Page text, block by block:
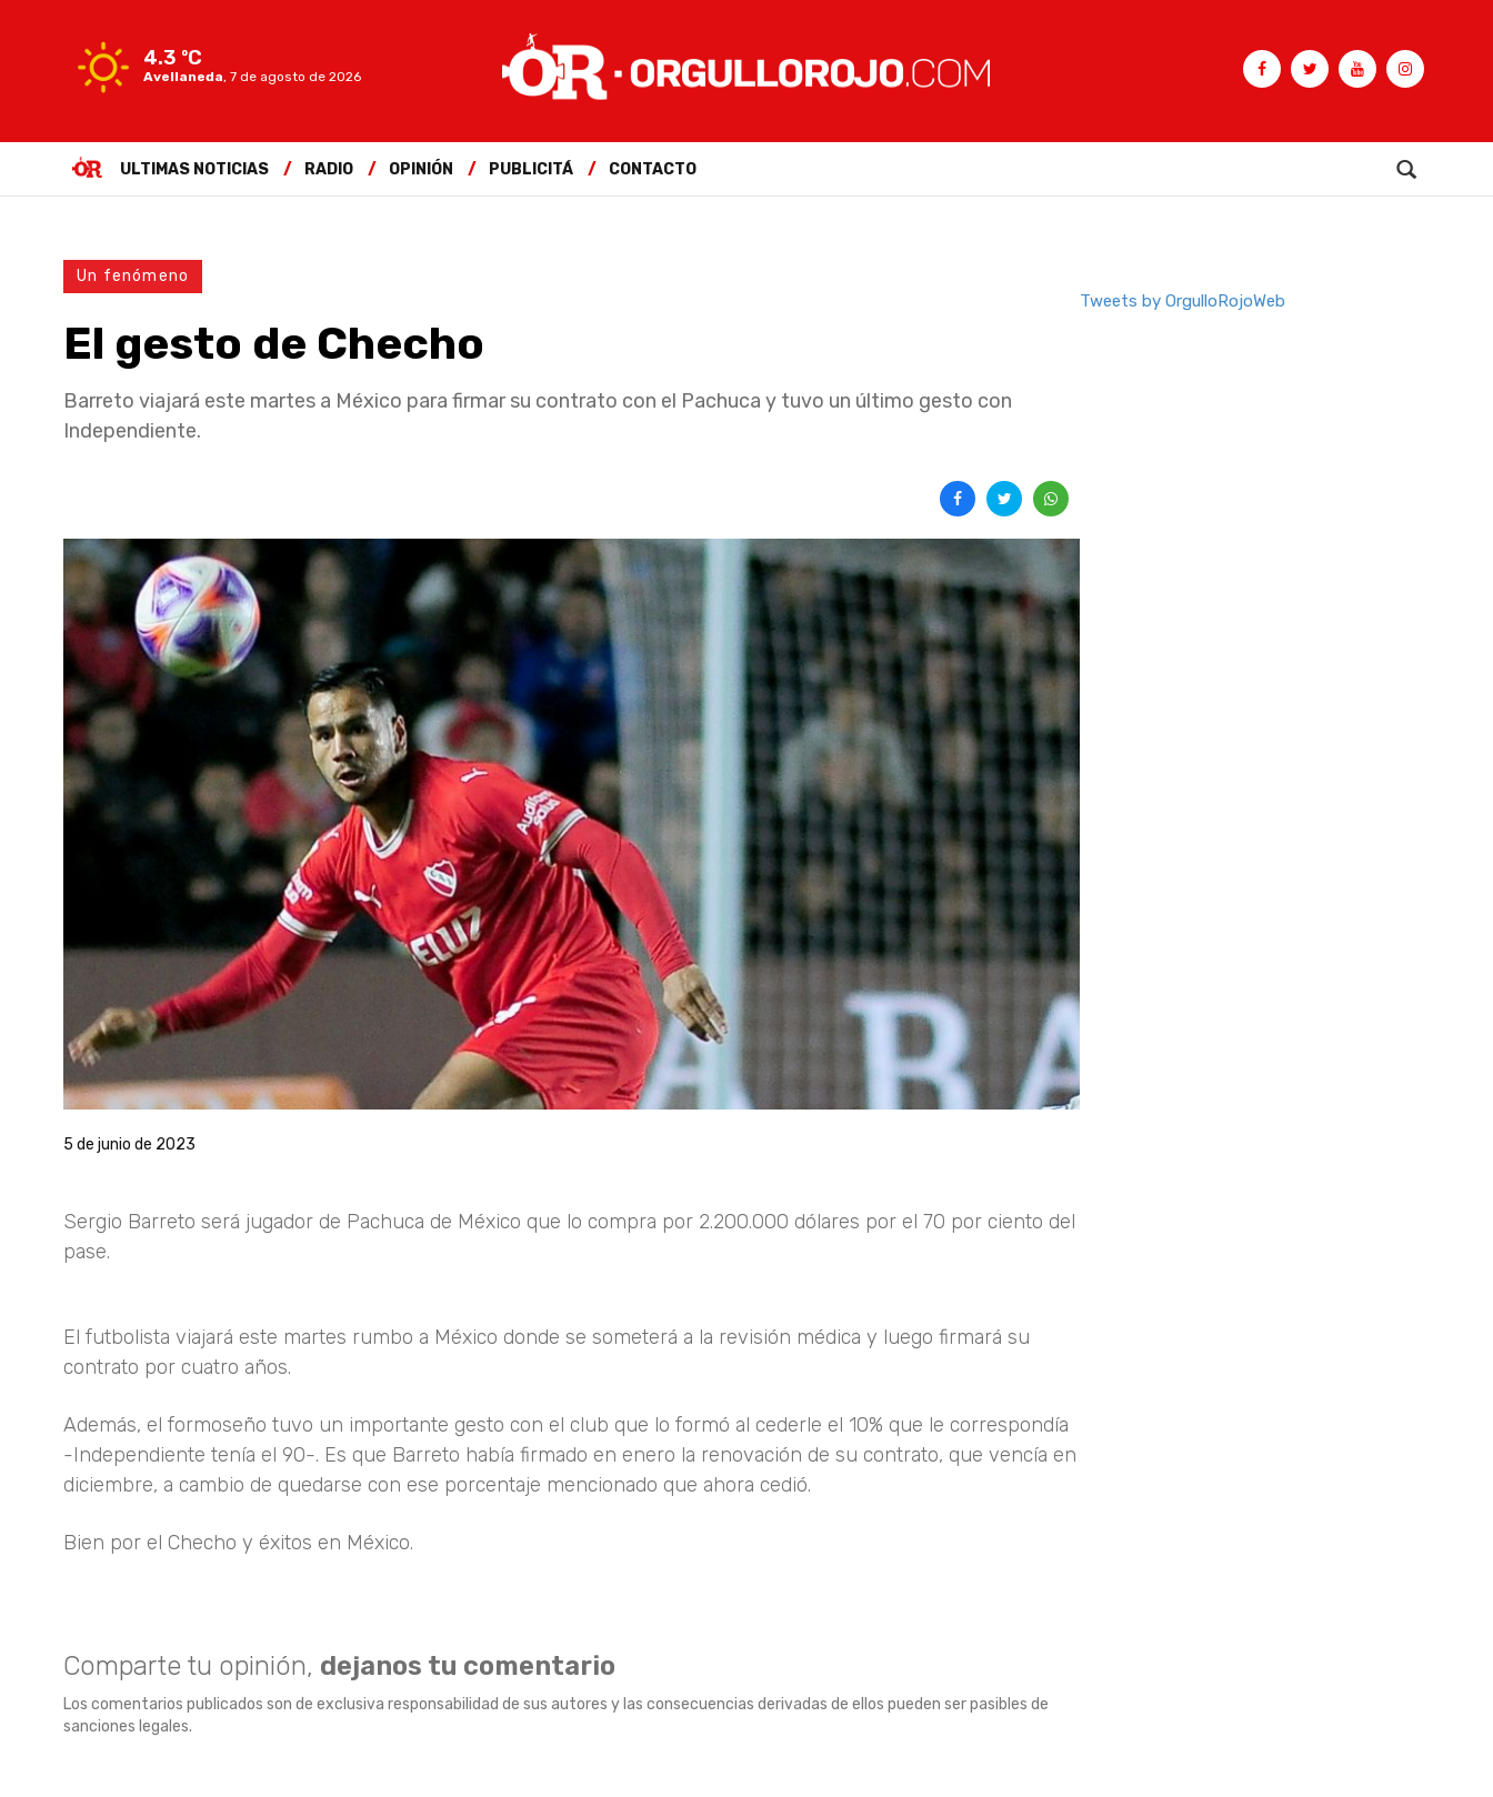
4.3 ºC
Avellaneda, 7 de agosto de 2026
ULTIMAS NOTICIAS RADIO OPINIÓN PUBLICITÁ CONTACTO
Un fenómeno
El gesto de Checho
Barreto viajará este martes a México para firmar su contrato con el Pachuca y tuvo un último gesto con
Independiente.
5 de junio de 2023
Sergio Barreto será jugador de Pachuca de México que lo compra por 2.200.000 dólares por el 70 por ciento del
pase.
El futbolista viajará este martes rumbo a México donde se someterá a la revisión médica y luego firmará su
contrato por cuatro años.
Además, el formoseño tuvo un importante gesto con el club que lo formó al cederle el 10% que le correspondía
-Independiente tenía el 90-. Es que Barreto había firmado en enero la renovación de su contrato, que vencía en
diciembre, a cambio de quedarse con ese porcentaje mencionado que ahora cedió.
Bien por el Checho y éxitos en México.
Comparte tu opinión, dejanos tu comentario
Los comentarios publicados son de exclusiva responsabilidad de sus autores y las consecuencias derivadas de ellos pueden ser pasibles de
sanciones legales.
Tweets by OrgulloRojoWeb